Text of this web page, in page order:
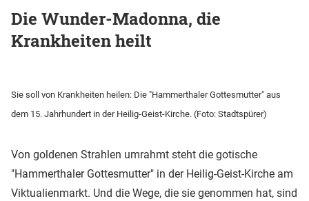
Die Wunder-Madonna, die
Krankheiten heilt
Sie soll von Krankheiten heilen: Die "Hammerthaler Gottesmutter" aus
dem 15. Jahrhundert in der Heilig-Geist-Kirche. (Foto: Stadtspürer)
Von goldenen Strahlen umrahmt steht die gotische
"Hammerthaler Gottesmutter" in der Heilig-Geist-Kirche am
Viktualienmarkt. Und die Wege, die sie genommen hat, sind